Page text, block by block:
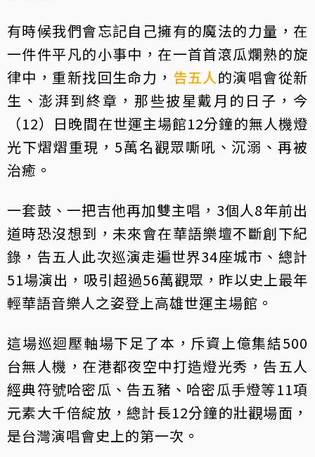
有時候我們會忘記自己擁有的魔法的力量，在
一件件平凡的小事中，在一首首滾瓜爛熟的旋
律中，重新找回生命力， 告五人的演唱會從新
生、澎湃到終章，那些披星戴月的日子，今
（12）日晚間在世運主場館12分鐘的無人機燈
光下熠熠重現，5萬名觀眾嘶吼、沉溺、再被
治癒。
一套鼓、一把吉他再加雙主唱，3個人8年前出
道時恐沒想到，未來會在華語樂壇不斷創下紀
錄，告五人此次巡演走遍世界34座城市、總計
51場演出，吸引超過56萬觀眾，昨以史上最年
輕華語音樂人之姿登上高雄世運主場館。
這場巡迴壓軸場下足了本，斥資上億集結500
台無人機，在港都夜空中打造燈光秀，告五人
經典符號哈密瓜、告五豬、哈密瓜手燈等11項
元素大千倍綻放，總計長12分鐘的壯觀場面，
是台灣演唱會史上的第一次。